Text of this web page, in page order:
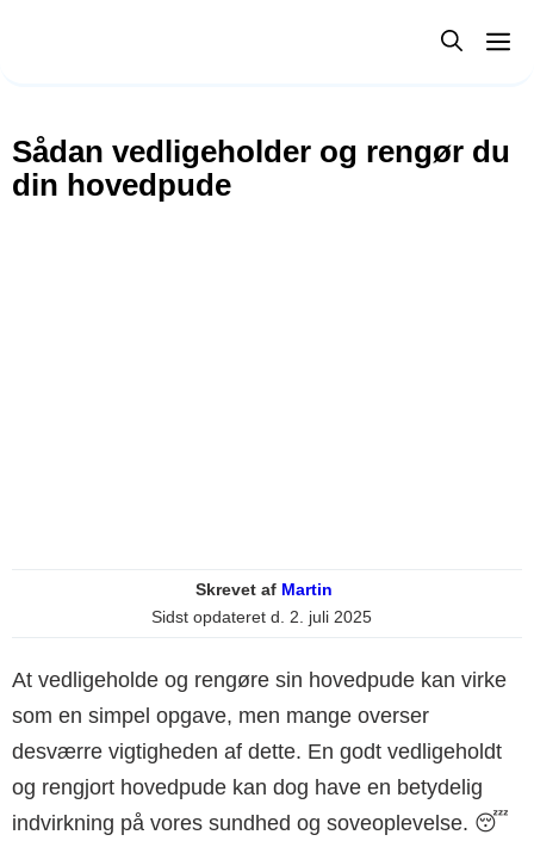
Sådan vedligeholder og rengør du
din hovedpude
Skrevet af Martin
Sidst opdateret d. 2. juli 2025
At vedligeholde og rengøre sin hovedpude kan virke
som en simpel opgave, men mange overser
desværre vigtigheden af dette. En godt vedligeholdt
og rengjort hovedpude kan dog have en betydelig
indvirkning på vores sundhed og soveoplevelse. 😴